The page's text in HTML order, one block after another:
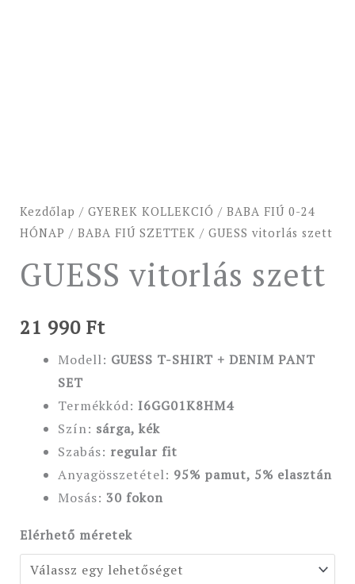
Kezdőlap / GYEREK KOLLEKCIÓ / BABA FIÚ 0-24
HÓNAP / BABA FIÚ SZETTEK / GUESS vitorlás szett
GUESS vitorlás szett
21 990 Ft
Modell: GUESS T-SHIRT + DENIM PANT
SET
Termékkód: I6GG01K8HM4
Szín: sárga, kék
Szabás: regular fit
Anyagösszetétel: 95% pamut, 5% elasztán
Mosás: 30 fokon
Elérhető méretek